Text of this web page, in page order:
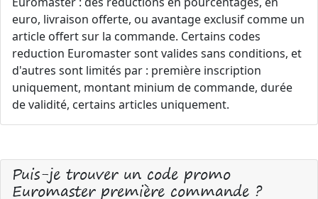
euro, livraison offerte, ou avantage exclusif comme un
article offert sur la commande. Certains codes
reduction Euromaster sont valides sans conditions, et
d'autres sont limités par : première inscription
uniquement, montant minium de commande, durée
de validité, certains articles uniquement.
Puis-je trouver un code promo
Euromaster première commande ?